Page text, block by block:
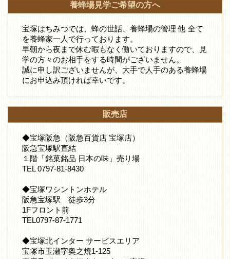
養蜂場見学ご希望の方へ
宝塚はちみつでは、蜂の世話、養蜂場の管理 他 全て
を養蜂家一人で行っております。
早朝から夜まで休む暇もなく働いておりますので、見
学の方々のお相手をする時間がございません。
誠に申し訳ございませんが、大手で人手のある養蜂場
にお申込み頂ければ幸いです。
販売店
◆宝塚阪急（阪急百貨店 宝塚店）
阪急宝塚駅直結
１階「銘菓銘品 日本の味」売り場
TEL 0797-81-8430
◆宝塚ワシントンホテル
阪急宝塚駅 徒歩3分
1Fフロント前
TEL0797-87-1771
◆宝塚北インター サービスエリア
宝塚市玉瀬字奥之焼1-125